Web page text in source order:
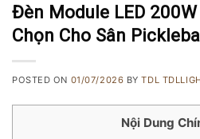
Đèn Module LED 200W
Chọn Cho Sân
POSTED ON 01/07/2026 BYTDL
Nội Dung